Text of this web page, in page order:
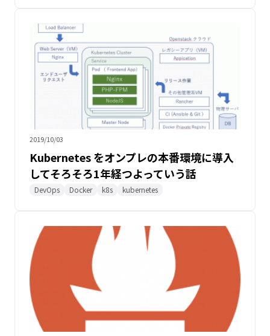
2019/10/03
Kubernetes をオンプレの本番環境に導入
してそろそろ1年経つよっていう話
DevOps Docker k8s kubernetes